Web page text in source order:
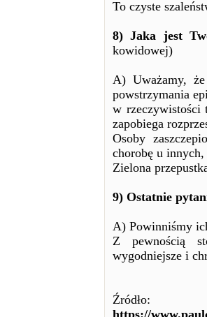
To czyste
8) Jaka jest
kowidowej)
A) Uważamy,
powstrzymania
w rzeczywistości
zapobiega
Osoby
chorobę u
Zielona
9) Ostatnie
A) Powinniśmy
Z pewnością
wygodniejsze i
Źródło:
https://